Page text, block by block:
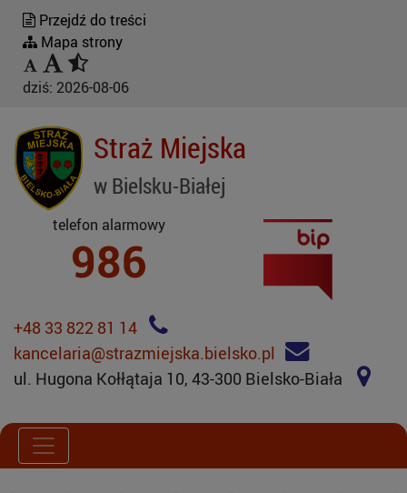
Przejdź do treści
Mapa strony
dziś: 2026-08-06
Straż Miejska
w Bielsku-Białej
telefon alarmowy
986
+48 33 822 81 14
kancelaria@strazmiejska.bielsko.pl
ul. Hugona Kołłątaja 10, 43-300 Bielsko-Biała